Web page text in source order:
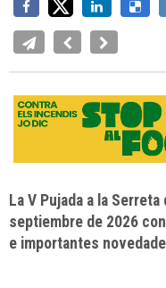
La V Pujada a la
septiembre de 2026
e importantes